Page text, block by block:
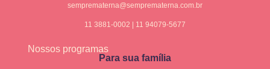
semprematerna@semprematerna.com.br
11 3881-0002 | 11 94079-5677
Nossos programas
Para sua família